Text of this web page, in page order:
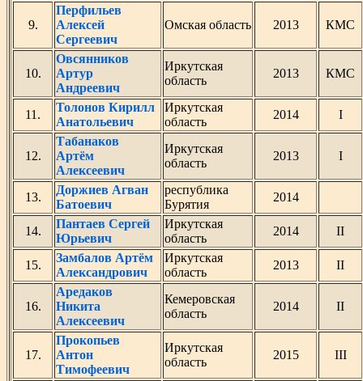
9.
Перфильев
Алексей
Сергеевич
Омская область 2013 КМС
10.
Овсянников
Артур
Андреевич
Иркутская
область
2013 КМС
11.
Толонов Кирилл
Анатольевич
Иркутская
область
2014 I
12.
Табанаков
Артём
Алексеевич
Иркутская
область
2013 I
13.
Доржиев Агван
Батоевич
республика
Бурятия
2014
14.
Пантаев Сергей
Юрьевич
Иркутская
область
2014 II
15.
Замбалов Артём
Александрович
Иркутская
область
2013 II
16.
Аредаков
Никита
Алексеевич
Кемеровская
область
2014 II
17.
Прокопьев
Антон
Тимофеевич
Иркутская
область
2015 III